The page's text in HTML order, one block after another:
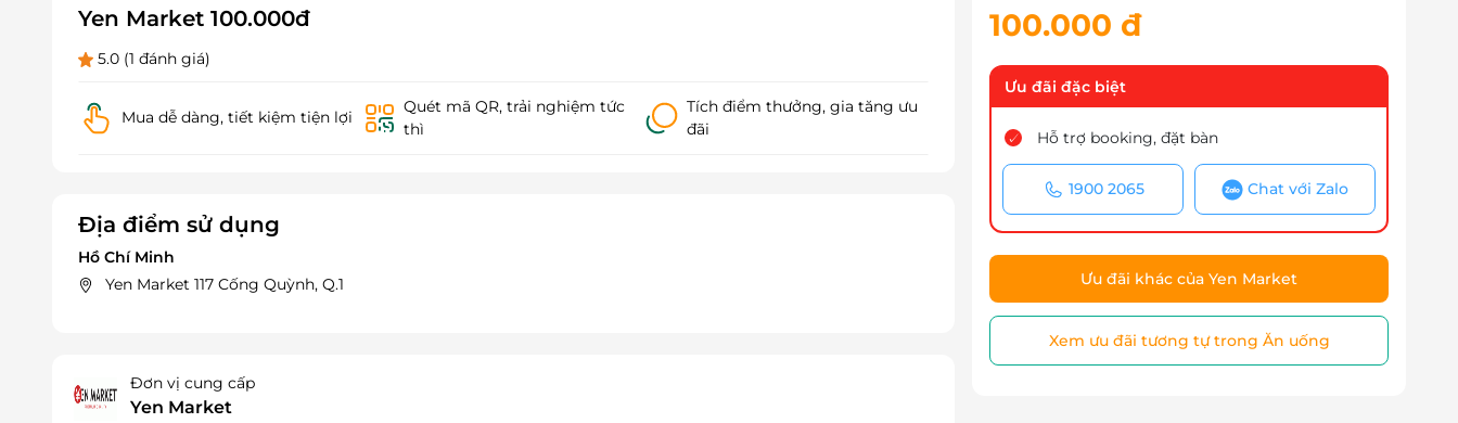
Yen Market 100.000đ
5.0 (1 đánh giá)
Mua dễ dàng, tiết kiệm tiện lợi
Quét mã QR, trải nghiệm tức
thì
Tích điểm thưởng, gia tăng ưu
đãi
Địa điểm sử dụng
Hồ Chí Minh
Yen Market 117 Cống Quỳnh, Q.1
Đơn vị cung cấp
Yen Market
100.000 đ
Ưu đãi đặc biệt
Hỗ trợ booking, đặt bàn
1900 2065 Chat với Zalo
Ưu đãi khác của Yen Market
Xem ưu đãi tương tự trong Ăn uống